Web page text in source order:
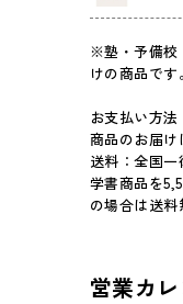
※塾・予備校
けの商品です。
お支払い方
商品のお届け
送料：全国一
学書商品を
の場合は送料
営業カ